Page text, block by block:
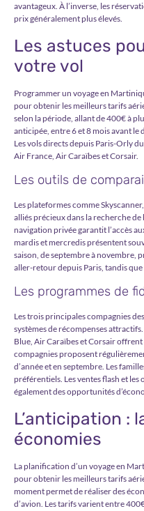
avantageux. À l’inverse, les
prix généralement plus élevés.
Les astuces
votre vol
Programmer un voyage en
pour obtenir les meilleurs tarifs
selon la période, allant de 400€ à
anticipée, entre 6 et 8 mois avant le
Les vols directs depuis Paris-Orly
Air France, Air Caraïbes et Corsair.
Les outils de
Les plateformes comme
alliés précieux dans la recherche
navigation privée garantit l’accès
mardis et mercredis présentent
saison, de septembre à novembre,
aller-retour depuis Paris, tandis
Les programmes de
Les trois principales compagnies
systèmes de récompenses
Blue, Air Caraïbes et Corsair offrent
compagnies proposent
d’année et en septembre. Les
préférentiels. Les ventes flash et
également des opportunités
L’anticipation :
économies
La planification d’un voyage en
pour obtenir les meilleurs tarifs
moment permet de réaliser des
d’avion. Les tarifs varient entre